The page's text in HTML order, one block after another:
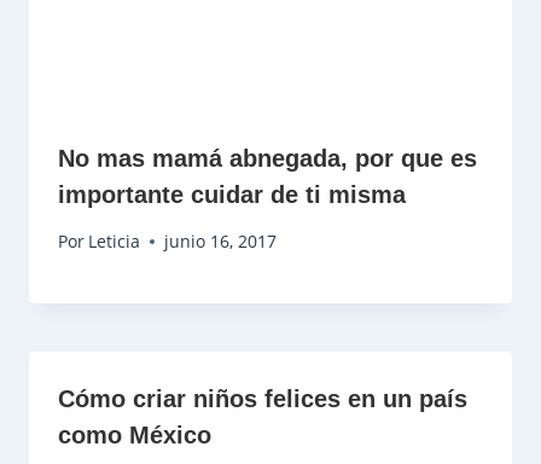
No mas mamá abnegada, por que es
importante cuidar de ti misma
Por Leticia junio 16, 2017
Cómo criar niños felices en un país
como México